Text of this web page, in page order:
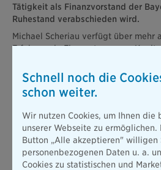
Tätigkeit als Finanzvorstand der
Ruhestand verabschieden wird.
Michael Scheriau verfügt über mehr
Erfahrung in Finanzsteuerung,
Unternehmensplanung. Seine
Swiss Life, MEAG und zuletzt die
Versicherungsgruppe, wo er als
verantwortete, darunter der
Managements, die Einführung eines
Kapitalanlagensystems sowie die
Weiterentwicklung des gesamten
Schnell noch die
schon weiter.
Wir nutzen Cookies, um Ihnen die
unserer Webseite zu
Button „Alle akzeptieren" willigen
personenbezogenen Daten u. a.
Cookies zu statistischen und